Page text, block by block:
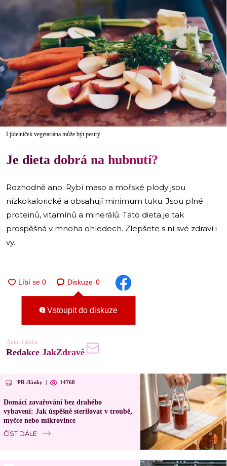
i
I jídelníček vegetariána může být pestrý
Je dieta dobrá na hubnutí?
Rozhodně ano. Rybí maso a mořské plody jsou
nízkokalorické a obsahují minimum tuku. Jsou plné
proteinů, vitamínů a minerálů. Tato dieta je tak
prospěšná v mnoha ohledech. Zlepšete s ní své zdraví i
vy.
Diskuze 0
Vstoupit do diskuze
Autor článku
Redakce JakZdravě
PR články | 14768
Domácí zavařování bez drahého
vybavení: Jak úspěšně sterilovat v troubě,
myčce nebo mikrovlnce
ČÍST DÁLE